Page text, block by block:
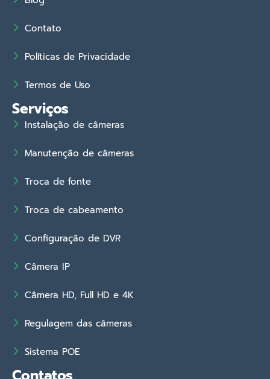
Contato
Políticas de Privacidade
Termos de Uso
Serviços
Instalação de câmeras
Manutenção de câmeras
Troca de fonte
Troca de cabeamento
Configuração de DVR
Câmera IP
Câmera HD, Full HD e 4K
Regulagem das câmeras
Sistema POE